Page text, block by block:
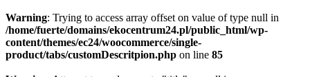
Warning: Trying to access array offset on value of type null in
/home/fuerte/domains/ekocentrum24.pl/public_html/wp-
content/themes/ec24/woocommerce/single-
product/tabs/customDescritpion.php on line 85